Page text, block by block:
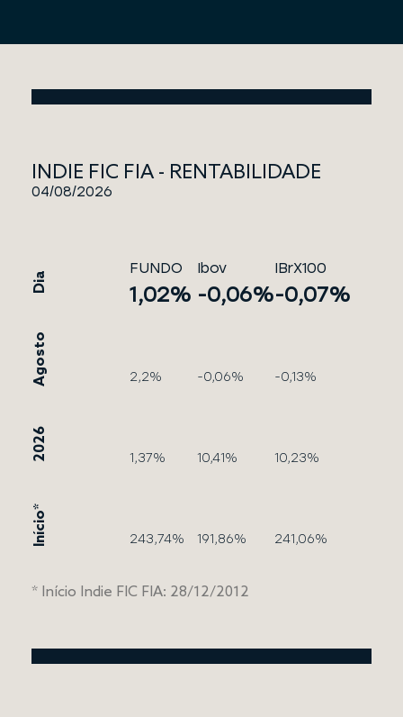
INDIE FIC FIA - RENTABILIDADE
04/08/2026
Dia
FUNDO Ibov IBrX100
1,02% -0,06%-0,07%
Agosto 2,2% -0,06% -0,13%
2026 1,37% 10,41% 10,23%
Início* 243,74% 191,86% 241,06%
* Início Indie FIC FIA: 28/12/2012